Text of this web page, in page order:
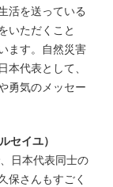
活を送っている
いただくこと
ます。自然災害
代表として、
勇気のメッセー
セイユ）
日本代表同士の
保さんもすごく